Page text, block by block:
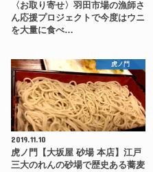
〈お取り寄せ〉羽田市場の漁師さ
ん応援プロジェクトで今度はウニ
を大量に食べ…
虎ノ門
2019.11.10
虎ノ門【大坂屋 砂場 本店】江戸
三大のれんの砂場で歴史ある蕎麦